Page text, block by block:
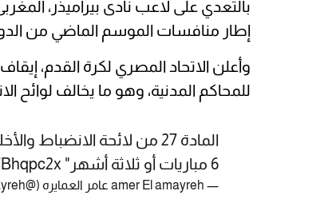
بالتعدي على لاعب نادى بيراميذر،
إطار منافسات الموسم الماضي من
للمحاكم المدنية، وهو ما يخالف لوائح
المادة 27 من لائحة
6 مباريات أو ثلاثة أشهر"
— amer El amayreh عامر العمايره (@Amerelamayreh)